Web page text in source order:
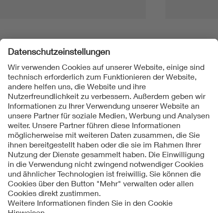
Folgen Sie uns
Kontakt
Impressum
Datenschutzinformationen